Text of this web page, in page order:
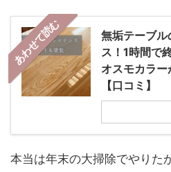
あわせて読む
無垢テーブ
ス！1時間で
オスモカラ
【口コミ】
本当は年末の大掃除でやりた